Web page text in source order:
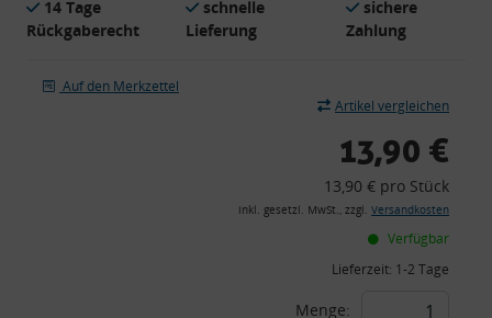
14 Tage
Rückgaberecht
schnelle
Lieferung
sichere
Zahlung
Auf den Merkzettel
Artikel vergleichen
13,90 €
13,90 € pro Stück
inkl. gesetzl. MwSt., zzgl. Versandkosten
Verfügbar
Lieferzeit: 1-2 Tage
Menge: